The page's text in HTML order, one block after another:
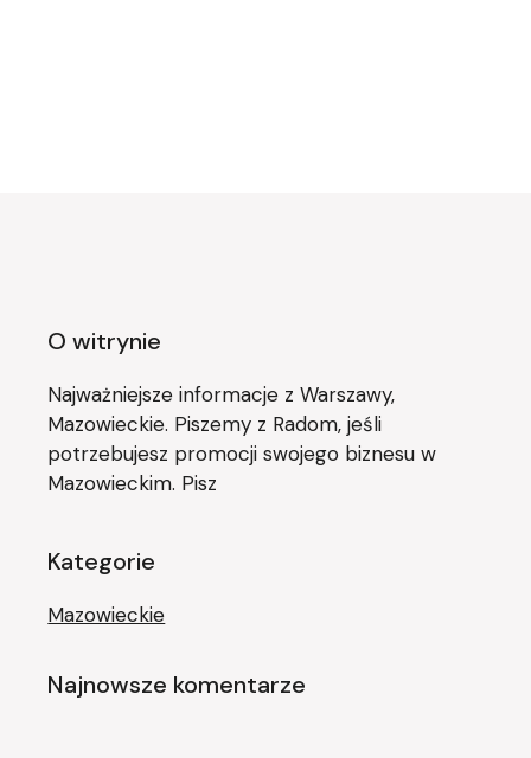
O witrynie
Najważniejsze informacje z Warszawy,
Mazowieckie. Piszemy z Radom, jeśli
potrzebujesz promocji swojego biznesu w
Mazowieckim. Pisz
Kategorie
Mazowieckie
Najnowsze komentarze